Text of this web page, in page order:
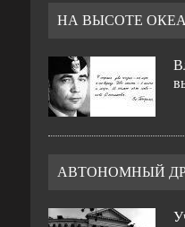
НА ВЫСОТЕ
АВТОНОМНЫЙ